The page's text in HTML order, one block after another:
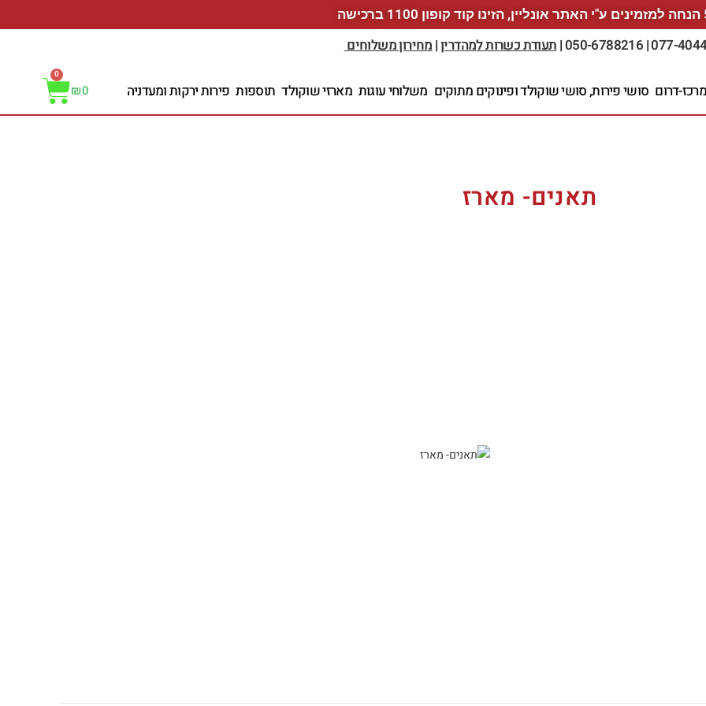
077-
|
050-6788216
|תעודת כשרות למהדרין|מחירון משלוחים
דרום סושי פירות, סושי שוקולד ופינוקים מתוקים משלוחי עוגות מארזי שוקולד תוספות פירות ירקות ומעדניה ₪0
0
תאנים- מארז